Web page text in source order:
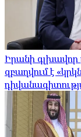
Իրանի
զբաղվում է